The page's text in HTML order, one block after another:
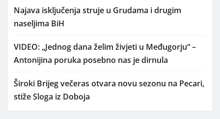
Najava isključenja struje u Grudama i drugim
naseljima BiH
VIDEO: „Jednog dana želim živjeti u Međugorju“ –
Antonijina poruka posebno nas je dirnula
Široki Brijeg večeras otvara novu sezonu na Pecari,
stiže Sloga iz Doboja